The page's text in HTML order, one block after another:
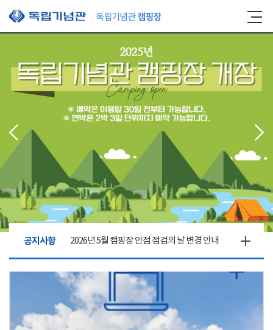
본문 바로가기
공지사항 2026년 5월 캠핑장 안점 점검의 날 변경 안내
캠핑장(9월1일~6일) 미운영 공지